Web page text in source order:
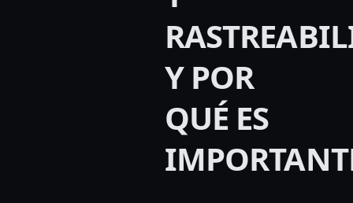
Y POR
QUÉ ES